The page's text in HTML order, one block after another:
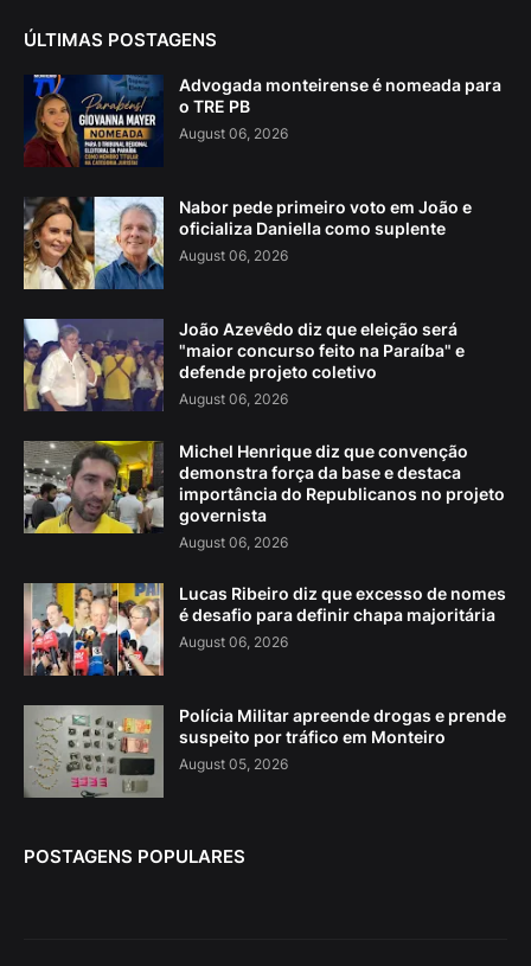
ÚLTIMAS POSTAGENS
Advogada monteirense é nomeada para
o TRE PB
August 06, 2026
Nabor pede primeiro voto em João e
oficializa Daniella como suplente
August 06, 2026
João Azevêdo diz que eleição será
"maior concurso feito na Paraíba" e
defende projeto coletivo
August 06, 2026
Michel Henrique diz que convenção
demonstra força da base e destaca
importância do Republicanos no projeto
governista
August 06, 2026
Lucas Ribeiro diz que excesso de nomes
é desafio para definir chapa majoritária
August 06, 2026
Polícia Militar apreende drogas e prende
suspeito por tráfico em Monteiro
August 05, 2026
POSTAGENS POPULARES